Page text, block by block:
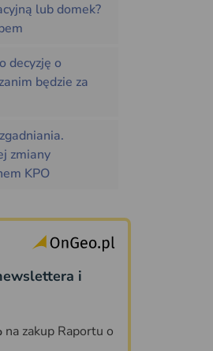
lub domek?
decyzję o
będzie za
zmiany
KPO
i
na zakup Raportu o